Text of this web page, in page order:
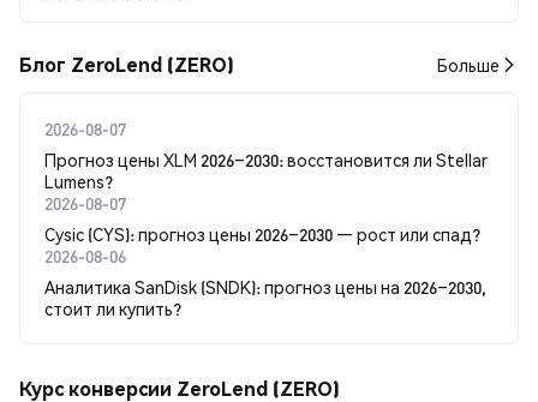
Блог ZeroLend (ZERO) Больше
2026-08-07
Прогноз цены XLM 2026–2030: восстановится ли Stellar
Lumens?
2026-08-07
Cysic (CYS): прогноз цены 2026–2030 — рост или спад?
2026-08-06
Аналитика SanDisk (SNDK): прогноз цены на 2026–2030,
стоит ли купить?
Курс конверсии ZeroLend (ZERO)